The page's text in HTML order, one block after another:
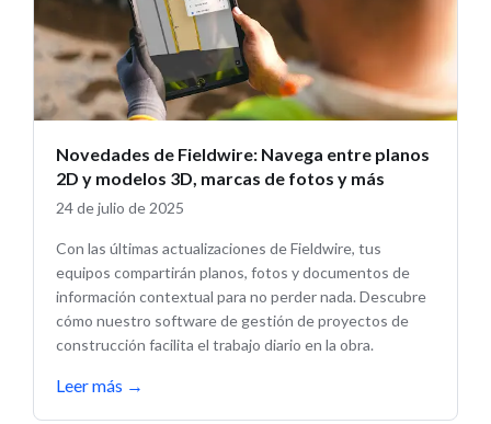
Novedades de Fieldwire: Navega entre planos
2D y modelos 3D, marcas de fotos y más
24 de julio de 2025
Con las últimas actualizaciones de Fieldwire, tus
equipos compartirán planos, fotos y documentos de
información contextual para no perder nada. Descubre
cómo nuestro software de gestión de proyectos de
construcción facilita el trabajo diario en la obra.
Leer más →